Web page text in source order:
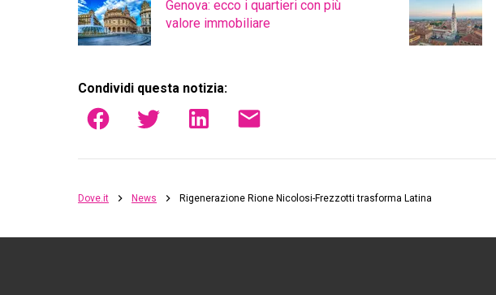
Genova: ecco i quartieri con più
valore immobiliare
Condividi questa notizia:
Dove.it News Rigenerazione Rione Nicolosi-Frezzotti trasforma Latina